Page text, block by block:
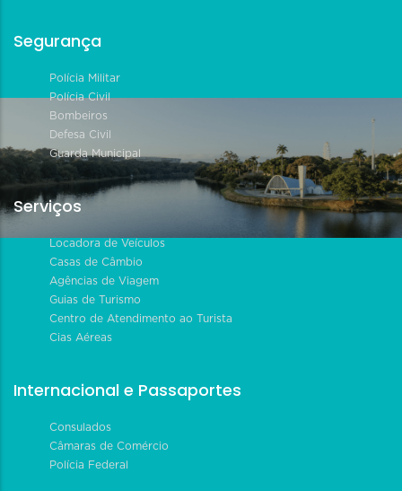
Segurança
Polícia Militar
Polícia Civil
Bombeiros
Defesa Civil
Guarda Municipal
Serviços
Locadora de Veículos
Casas de Câmbio
Agências de Viagem
Guias de Turismo
Centro de Atendimento ao Turista
Cias Aéreas
Internacional e Passaportes
Consulados
Câmaras de Comércio
Polícia Federal